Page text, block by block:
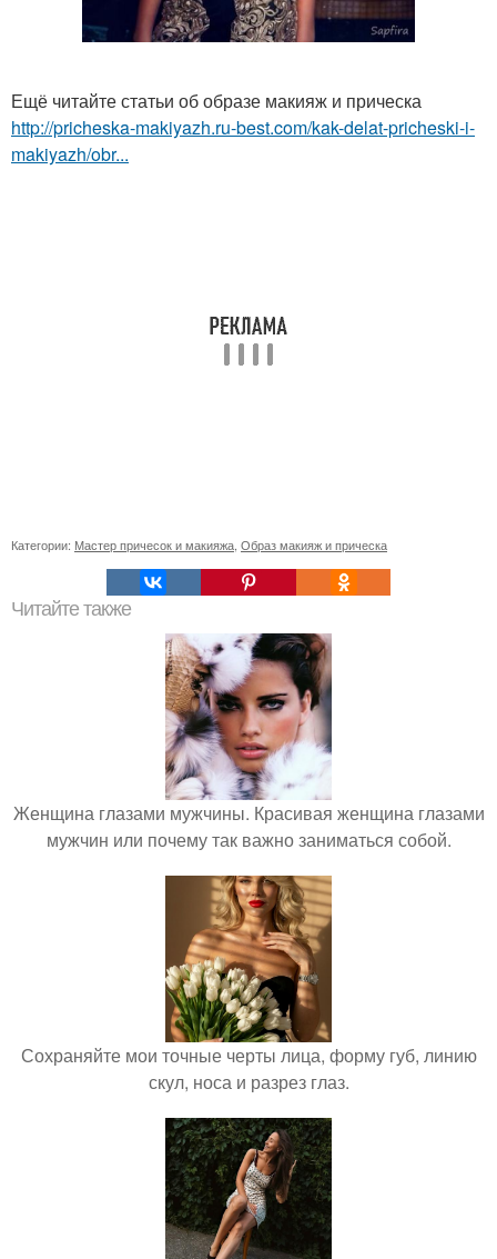
Ещё читайте статьи об образе макияж и прическа
http://pricheska-makiyazh.ru-best.com/kak-delat-pricheski-i-
makiyazh/obr...
Категории: Мастер причесок и макияжа Образ макияж и прическа
Читайте также
Женщина глазами мужчины. Красивая женщина глазами
мужчин или почему так важно заниматься собой.
Сохраняйте мои точные черты лица, форму губ, линию
скул, носа и разрез глаз.